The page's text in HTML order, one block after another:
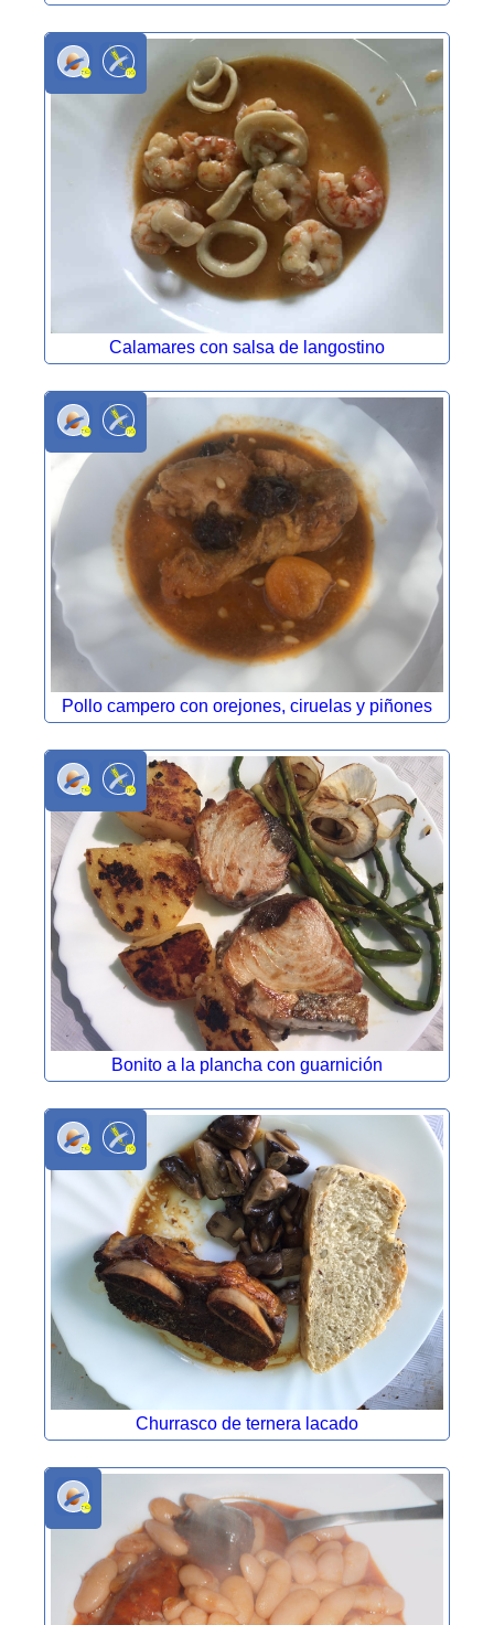
Calamares con salsa de langostino
Pollo campero con orejones, ciruelas y piñones
Bonito a la plancha con guarnición
Churrasco de ternera lacado